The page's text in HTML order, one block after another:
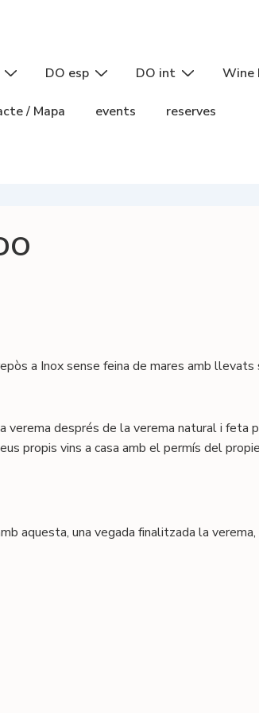
DO esp DO int Wine
/ Mapa events reserves
a Inox sense feina de mares amb
verema després de la verema natural i feta
propis vins a casa amb el permís del
aquesta, una vegada finalitzada la